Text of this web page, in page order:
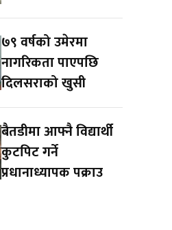
७९ वर्षको उमेरमा
नागरिकता पाएपछि
दिलसराको खुसी
बैतडीमा आफ्नै विद्यार्थी
कुटपिट गर्ने
प्रधानाध्यापक पक्राउ